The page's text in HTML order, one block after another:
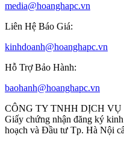
media@hoanghapc.vn
Liên Hệ Báo Giá:
kinhdoanh@hoanghapc.vn
Hỗ Trợ Bảo Hành:
baohanh@hoanghapc.vn
CÔNG TY TNHH DỊCH
Giấy chứng nhận đăng ký
hoạch và Đầu tư Tp. Hà Nội